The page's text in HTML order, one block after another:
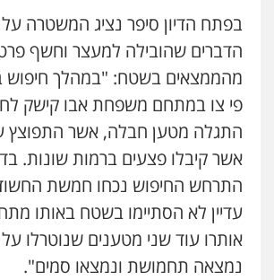
בפתח הדיון סיפר נציג המשטרה
הדברים שהובילה למעצר וחשף
מהממצאים בשטח: "במהלך חיפוש
פי צו במתחם משפחת אבו קישק
התגלה מטען חבלה, אשר התפוצץ
אשר קיבלו פצעים ברמות שונות.
התרחש החיפוש נכחו חמשת
עדיין לא הסתיימו בשטח באותו
אותרו עוד שני מטענים שנוטרלו על
נמצאה תחמושת ונמצאו סמים".
0543986802
מנשה, אלמוג – עורכי
פלילי עבירות תנועה
עורכי דין לענייני אסירים
0546470989
עו"ד אבי כהן
פלילי פשיעה חמורה
סמים עבירות מין
0523647066